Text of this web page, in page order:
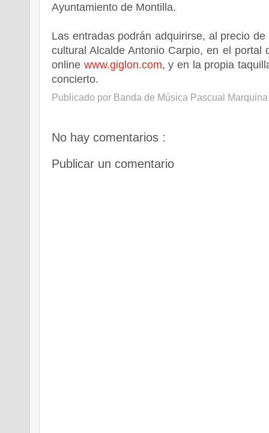
Ayuntamiento de Montilla.
Las entradas podrán adquirirse, al precio
cultural Alcalde Antonio Carpio, en el portal
online www.giglon.com, y en la propia
concierto.
Publicado por Banda de Música Pascual Marquina
No hay comentarios :
Publicar un comentario